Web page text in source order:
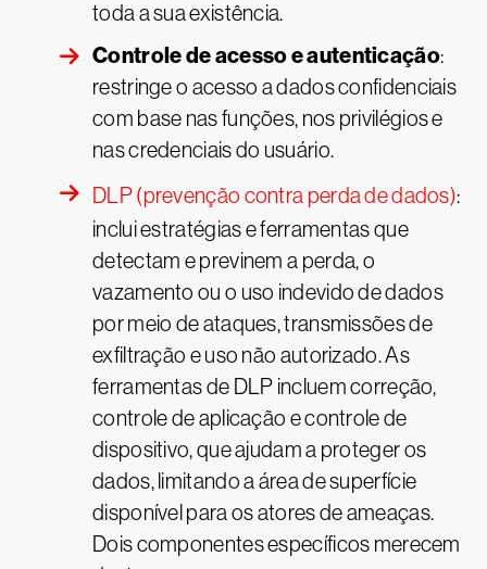
toda a sua existência.
Controle de acesso e autenticação:
restringe o acesso a dados confidenciais
com base nas funções, nos privilégios e
nas credenciais do usuário.
DLP (prevenção contra perda de dados):
inclui estratégias e ferramentas que
detectam e previnem a perda, o
vazamento ou o uso indevido de dados
por meio de ataques, transmissões de
exfiltração e uso não autorizado. As
ferramentas de DLP incluem correção,
controle de aplicação e controle de
dispositivo, que ajudam a proteger os
dados, limitando a área de superfície
disponível para os atores de ameaças.
Dois componentes específicos merecem